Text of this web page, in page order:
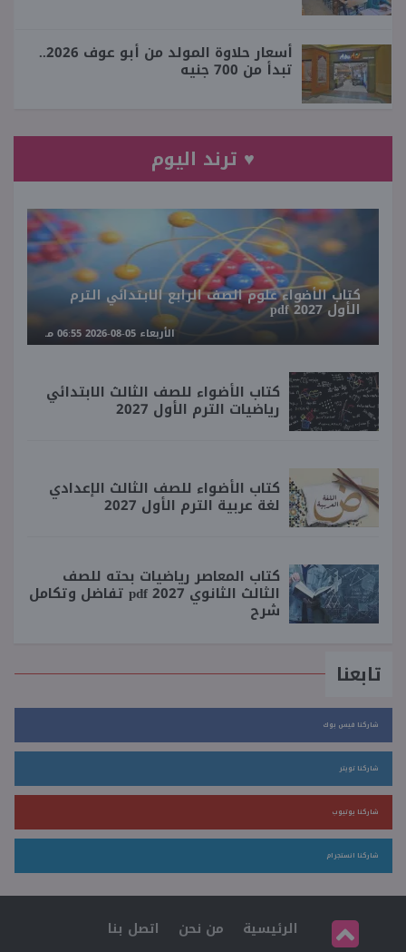
أسعار حلاوة المولد من أبو عوف 2026..
تبدأ من 700 جنيه
♥ ترند اليوم
كتاب الأضواء علوم الصف الرابع الابتدائي الترم
الأول 2027 pdf
الأربعاء 05-08-2026 06:55 مـ
كتاب الأضواء للصف الثالث الابتدائي
رياضيات الترم الأول 2027
كتاب الأضواء للصف الثالث الإعدادي
لغة عربية الترم الأول 2027
كتاب المعاصر رياضيات بحته للصف
الثالث الثانوي 2027 pdf تفاضل وتكامل
شرح
تابعنا
شاركنا فيس بوك
شاركنا تويتر
شاركنا يوتيوب
شاركنا انستجرام
الرئيسية من نحن
اتصل بنا